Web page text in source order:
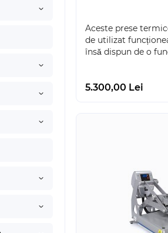
Aceste prese
de utilizat
însă dispun de o
5.300,00 Lei